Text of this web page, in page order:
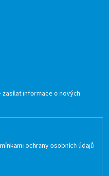
zasílat informace o nových
ochrany osobních údajů